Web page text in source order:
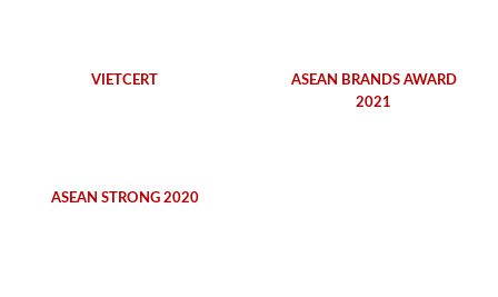
VIETCERT
ASEAN BRANDS AWARD
2021
ASEAN STRONG 2020